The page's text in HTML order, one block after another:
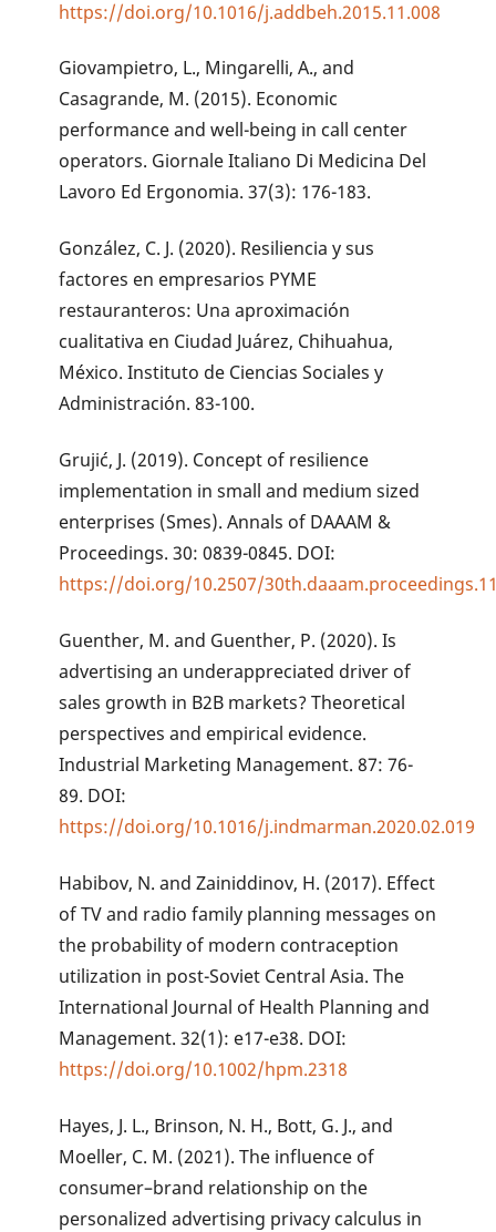
https://doi.org/10.1016/j.addbeh.2015.11.008
Giovampietro, L., Mingarelli, A., and
Casagrande, M. (2015). Economic
performance and well-being in call center
operators. Giornale Italiano Di Medicina Del
Lavoro Ed Ergonomia. 37(3): 176-183.
González, C. J. (2020). Resiliencia y sus
factores en empresarios PYME
restauranteros: Una aproximación
cualitativa en Ciudad Juárez, Chihuahua,
México. Instituto de Ciencias Sociales y
Administración. 83-100.
Grujić, J. (2019). Concept of resilience
implementation in small and medium sized
enterprises (Smes). Annals of DAAAM &
Proceedings. 30: 0839-0845. DOI:
https://doi.org/10.2507/
Guenther, M. and Guenther, P. (2020). Is
advertising an underappreciated driver of
sales growth in B2B markets? Theoretical
perspectives and empirical evidence.
Industrial Marketing Management. 87: 76-
89. DOI:
https://doi.org/10.1016/j.indmarman.2020.02.019
Habibov, N. and Zainiddinov, H. (2017). Effect
of TV and radio family planning messages on
the probability of modern contraception
utilization in post-Soviet Central Asia. The
International Journal of Health Planning and
Management. 32(1): e17-e38. DOI:
https://doi.org/10.1002/hpm.2318
Hayes, J. L., Brinson, N. H., Bott, G. J., and
Moeller, C. M. (2021). The influence of
consumer–brand relationship on the
personalized advertising privacy calculus in